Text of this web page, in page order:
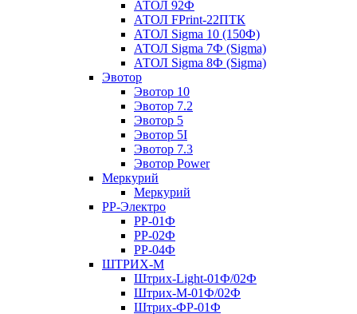
АТОЛ 92Ф
АТОЛ FPrint-22ПТК
АТОЛ Sigma 10 (150Ф)
АТОЛ Sigma 7Ф (Sigma)
АТОЛ Sigma 8Ф (Sigma)
Эвотор
Эвотор 10
Эвотор 7.2
Эвотор 5
Эвотор 5I
Эвотор 7.3
Эвотор Power
Меркурий
Меркурий
РР-Электро
РР-01Ф
РР-02Ф
РР-04Ф
ШТРИХ-М
Штрих-Light-01Ф/02Ф
Штрих-М-01Ф/02Ф
Штрих-ФР-01Ф